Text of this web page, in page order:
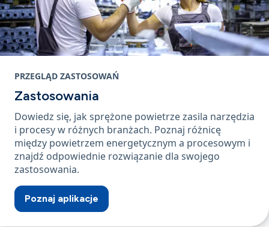
PRZEGLĄD ZASTOSOWAŃ
Zastosowania
Dowiedz się, jak sprężone powietrze zasila narzędzia
i procesy w różnych branżach. Poznaj różnicę
między powietrzem energetycznym a procesowym i
znajdź odpowiednie rozwiązanie dla swojego
zastosowania.
Poznaj aplikacje